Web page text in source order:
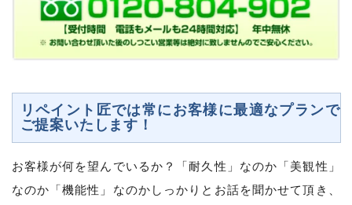
リペイント匠では常にお客様に最適なプランで
ご提案いたします！
お客様が何を望んでいるか？「耐久性」なのか「美観性」
なのか「機能性」なのかしっかりとお話を聞かせて頂き、